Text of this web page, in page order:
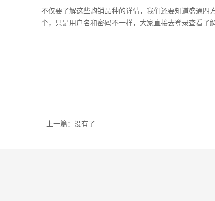
不仅要了解这些购销品种的详情，我们还要知道盛通
个，只是用户名和密码不一样，大家直接去登录查看了
上一篇：没有了